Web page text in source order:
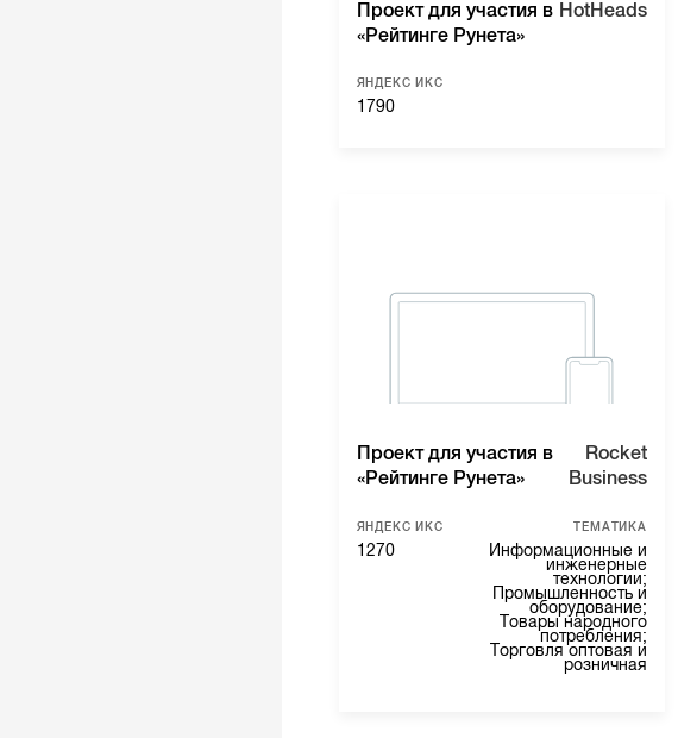
Проект для участия в
«Рейтинге Рунета»
HotHeads
ЯНДЕКС ИКС
1790
Проект для участия в
«Рейтинге Рунета»
Rocket
Business
ЯНДЕКС ИКС
1270
ТЕМАТИКА
Информационные и
инженерные
технологии;
Промышленность и
оборудование;
Товары народного
потребления;
Торговля оптовая и
розничная